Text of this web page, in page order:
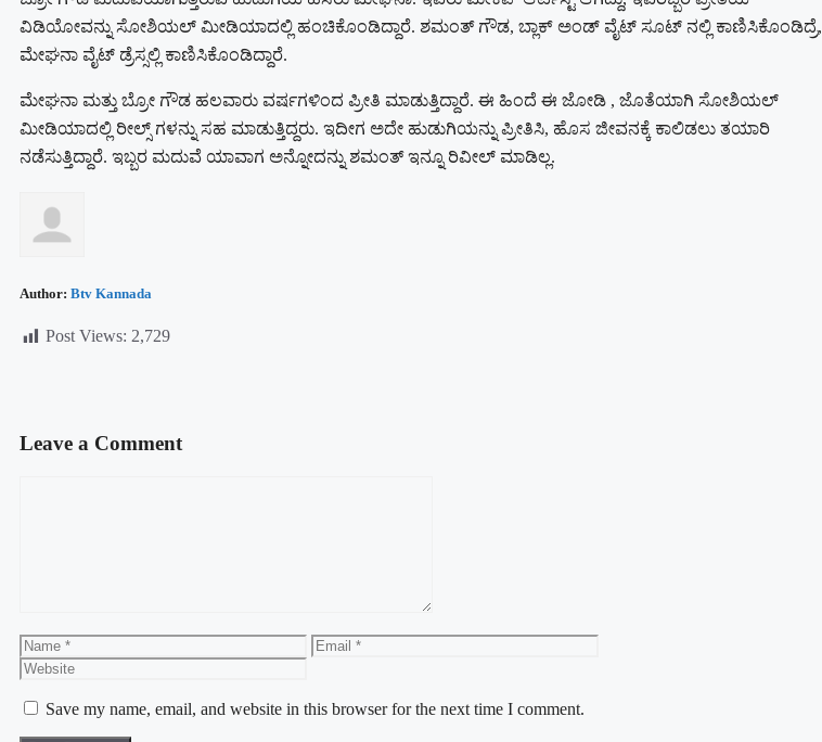
ವಿಡಿಯೋವನ್ನು ಸೋಶಿಯಲ್ ಮೀಡಿಯಾದಲ್ಲಿ ಹಂಚಿಕೊಂಡಿದ್ದಾರೆ. ಶಮಂತ್ ಗೌಡ, ಬ್ಲಾಕ್ ಅಂಡ್ ವೈಟ್ ಸೂಟ್ ನಲ್ಲಿ ಕಾಣಿಸಿಕೊಂಡಿದ್ರೆ,
ಮೇಘನಾ ವೈಟ್ ಡ್ರೆಸ್ಸಲ್ಲಿ ಕಾಣಿಸಿಕೊಂಡಿದ್ದಾರೆ.
ಮೇಘನಾ ಮತ್ತು ಬ್ರೋ ಗೌಡ ಹಲವಾರು ವರ್ಷಗಳಿಂದ ಪ್ರೀತಿ ಮಾಡುತ್ತಿದ್ದಾರೆ. ಈ ಹಿಂದೆ ಈ ಜೋಡಿ , ಜೊತೆಯಾಗಿ ಸೋಶಿಯಲ್
ಮೀಡಿಯಾದಲ್ಲಿ ರೀಲ್ಸ್ ಗಳನ್ನು ಸಹ ಮಾಡುತ್ತಿದ್ದರು. ಇದೀಗ ಅದೇ ಹುಡುಗಿಯನ್ನು ಪ್ರೀತಿಸಿ, ಹೊಸ ಜೀವನಕ್ಕೆ ಕಾಲಿಡಲು ತಯಾರಿ
ನಡೆಸುತ್ತಿದ್ದಾರೆ. ಇಬ್ಬರ ಮದುವೆ ಯಾವಾಗ ಅನ್ನೋದನ್ನು ಶಮಂತ್ ಇನ್ನೂ ರಿವೀಲ್ ಮಾಡಿಲ್ಲ.
Author: Btv Kannada
Post Views: 2,729
Leave a Comment
Save my name, email, and website in this browser for the next time I comment.